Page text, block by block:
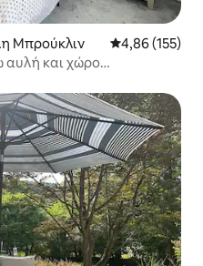
Μπρούκλιν Μέση
4,86 (155)
αυλή και χώρο